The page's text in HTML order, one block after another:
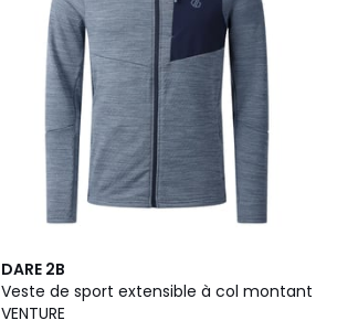
DARE 2B
Veste de sport extensible à col montant
VENTURE
3
Couleurs